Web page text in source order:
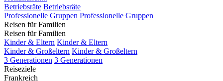
Betriebsräte Betriebsräte
Professionelle Gruppen Professionelle Gruppen
Reisen für Familien
Reisen für Familien
Kinder & Eltern Kinder & Eltern
Kinder & Großeltern Kinder & Großeltern
3 Generationen 3 Generationen
Reiseziele
Frankreich